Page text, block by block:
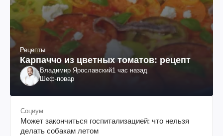
Рецепты
Карпаччо из цветных томатов: рецепт
Владимир Ярославский1 час назад
Шеф-повар
Социум
Может закончиться госпитализацией: что нельзя
делать собакам летом